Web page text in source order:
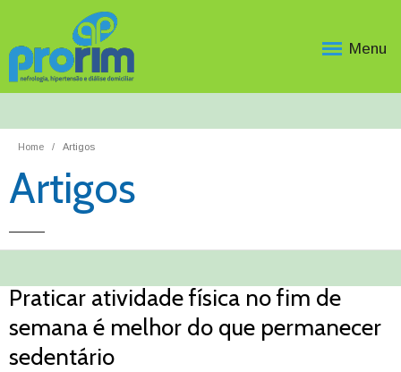
Menu
Home Artigos
Artigos
Praticar atividade física no fim de
semana é melhor do que permanecer
sedentário